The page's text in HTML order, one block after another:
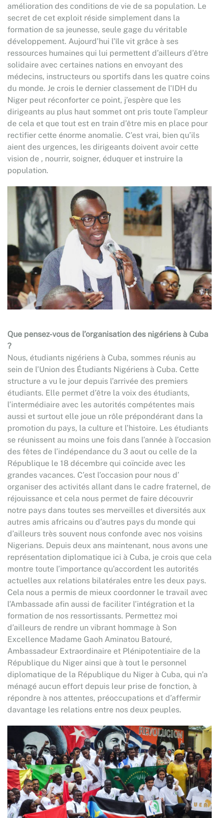
amélioration des conditions de vie de sa population. Le
secret de cet exploit réside simplement dans la
formation de sa jeunesse, seule gage du véritable
développement. Aujourd’hui l’île vit grâce à ses
ressources humaines qui lui permettent d’ailleurs d’être
solidaire avec certaines nations en envoyant des
médecins, instructeurs ou sportifs dans les quatre coins
du monde. Je crois le dernier classement de l'IDH du
Niger peut réconforter ce point, j’espère que les
dirigeants au plus haut sommet ont pris toute l’ampleur
de cela et que tout est en train d’être mis en place pour
rectifier cette énorme anomalie. C’est vrai, bien qu’ils
aient des urgences, les dirigeants doivent avoir cette
vision de , nourrir, soigner, éduquer et instruire la
population.
Que pensez-vous de l’organisation des nigériens à Cuba
?
Nous, étudiants nigériens à Cuba, sommes réunis au
sein de l’Union des Étudiants Nigériens à Cuba. Cette
structure a vu le jour depuis l’arrivée des premiers
étudiants. Elle permet d’être la voix des étudiants,
l’intermédiaire avec les autorités compétentes mais
aussi et surtout elle joue un rôle prépondérant dans la
promotion du pays, la culture et l’histoire. Les étudiants
se réunissent au moins une fois dans l’année à l’occasion
des fêtes de l’indépendance du 3 aout ou celle de la
République le 18 décembre qui coïncide avec les
grandes vacances. C’est l’occasion pour nous d’
organiser des activités allant dans le cadre fraternel, de
réjouissance et cela nous permet de faire découvrir
notre pays dans toutes ses merveilles et diversités aux
autres amis africains ou d’autres pays du monde qui
d’ailleurs très souvent nous confonde avec nos voisins
Nigerians. Depuis deux ans maintenant, nous avons une
représentation diplomatique ici à Cuba, je crois que cela
montre toute l’importance qu’accordent les autorités
actuelles aux relations bilatérales entre les deux pays.
Cela nous a permis de mieux coordonner le travail avec
l’Ambassade afin aussi de faciliter l’intégration et la
formation de nos ressortissants. Permettez moi
d’ailleurs de rendre un vibrant hommage à Son
Excellence Madame Gaoh Aminatou Batouré,
Ambassadeur Extraordinaire et Plénipotentiaire de la
République du Niger ainsi que à tout le personnel
diplomatique de la République du Niger à Cuba, qui n’a
ménagé aucun effort depuis leur prise de fonction, à
répondre à nos attentes, préoccupations et d’affermir
davantage les relations entre nos deux peuples.